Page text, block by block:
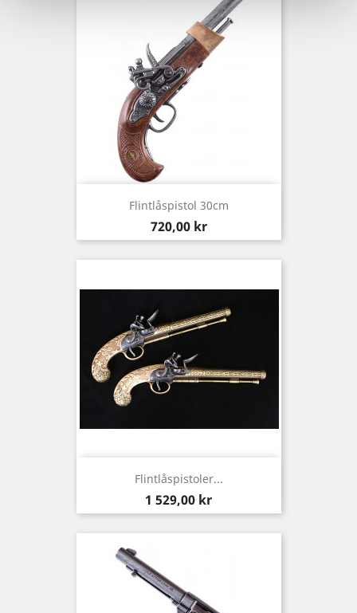
Flintlåspistol 30cm
Pris
720,00 kr
Flintlåspistoler...
Pris
1 529,00 kr